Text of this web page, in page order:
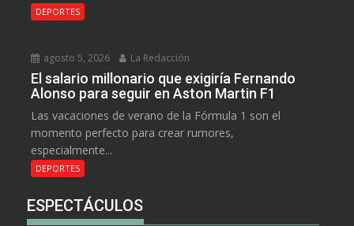
DEPORTES
agosto 5, 2026 La Redacción
El salario millonario que exigiría Fernando
Alonso para seguir en Aston Martin F1
Las vacaciones de verano de la Fórmula 1 son el
momento perfecto para crear rumores,
especialmente...
DEPORTES
ESPECTÁCULOS